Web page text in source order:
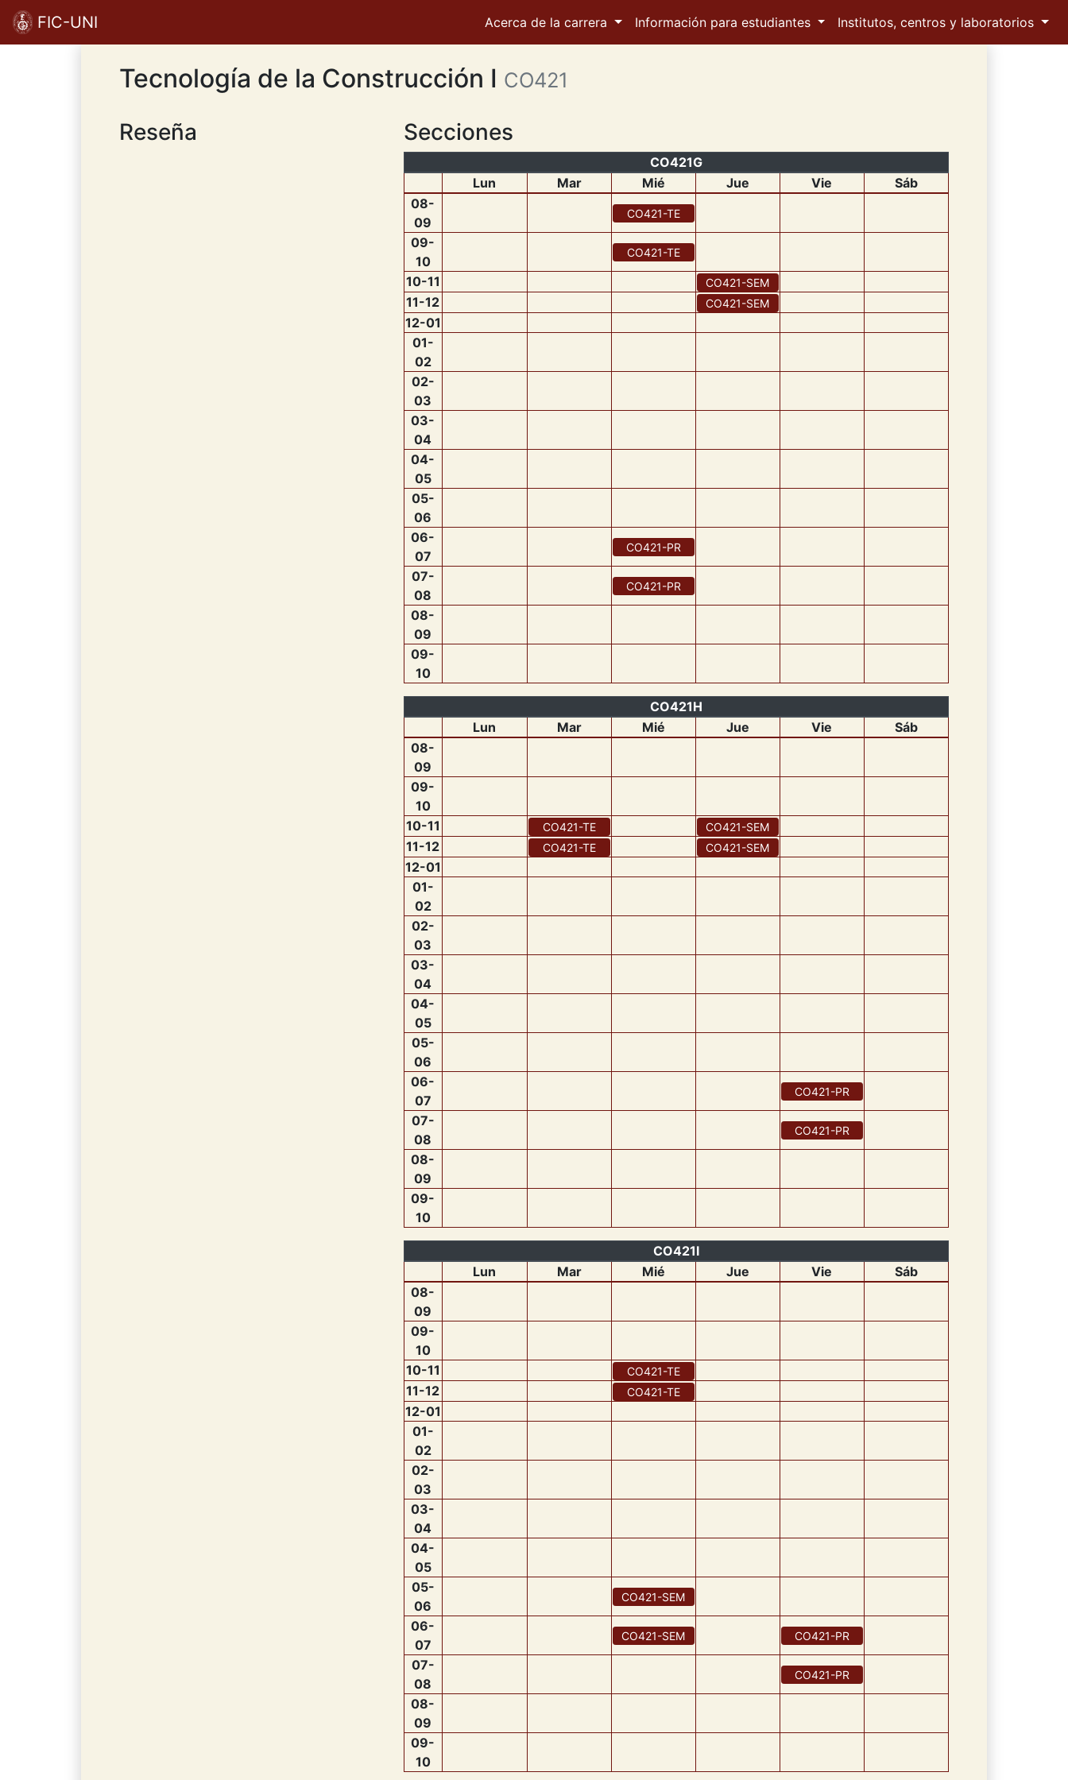
FIC-UNI Acerca de la carrera Información para estudiantes Institutos, centros y laboratorios
Tecnología de la Construcción I CO421
Reseña Secciones
CO421G
Lun
Mar Mié Jue Vie
Sáb
08-
09
CO421-TE
09-
10
CO421-TE
10-11 CO421-SEM
11-12 CO421-SEM
12-01
01-
02
02-
03
03-
04
04-
05
05-
06
06-
07
CO421-PR
07-
08
CO421-PR
08-
09
09-
10
CO421H
Lun
Mar Mié Jue Vie
Sáb
08-
09
09-
10
10-11 CO421-TE CO421-SEM
11-12 CO421-TE CO421-SEM
12-01
01-
02
02-
03
03-
04
04-
05
05-
06
06-
07
CO421-PR
07-
08
CO421-PR
08-
09
09-
10
CO421I
Lun
Mar Mié Jue Vie
Sáb
08-
09
09-
10
10-11 CO421-TE
11-12 CO421-TE
12-01
01-
02
02-
03
03-
04
04-
05
05-
06
CO421-SEM
06-
07
CO421-SEM CO421-PR
07-
08
CO421-PR
08-
09
09-
10